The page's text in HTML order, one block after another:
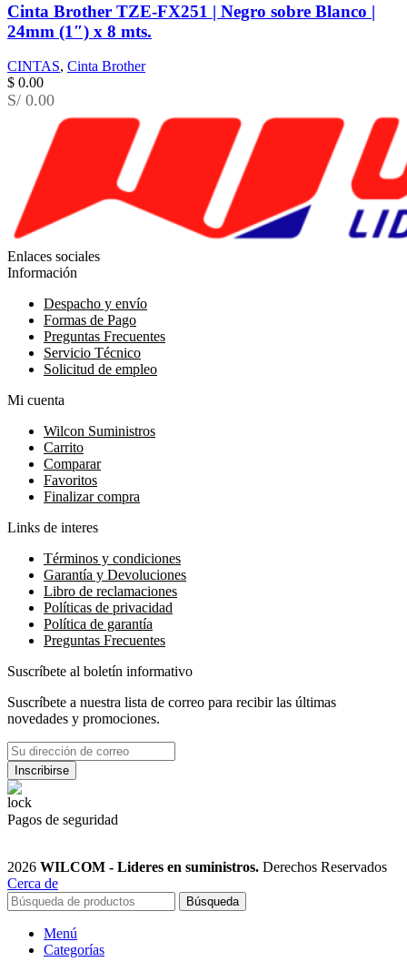
Cinta Brother TZE-FX251 | Negro sobre Blanco |
24mm (1″) x 8 mts.
CINTAS, Cinta Brother
$ 0.00
S/ 0.00
Enlaces sociales
Información
Despacho y envío
Formas de Pago
Preguntas Frecuentes
Servicio Técnico
Solicitud de empleo
Mi cuenta
Wilcon Suministros
Carrito
Comparar
Favoritos
Finalizar compra
Links de interes
Términos y condiciones
Garantía y Devoluciones
Libro de reclamaciones
Políticas de privacidad
Política de garantía
Preguntas Frecuentes
Suscríbete al boletín informativo
Suscríbete a nuestra lista de correo para recibir las últimas
novedades y promociones.
Pagos de seguridad
2026 WILCOM - Lideres en suministros. Derechos Reservados
Cerca de
Búsqueda
Menú
Categorías